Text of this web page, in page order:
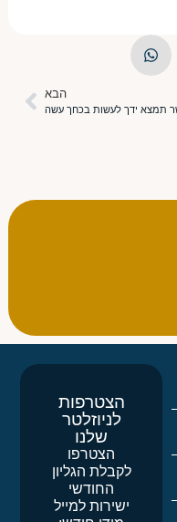
הבא
תמצא ידך לעשות בכחך עשה
הצטרפות
לניוזלטר
שלנו
הצטרפו
לקבלת הגליון
החודשי
ישירות למייל